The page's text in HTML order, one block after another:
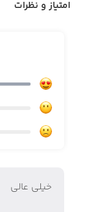
امتیاز و نظرات
خیلی عالی